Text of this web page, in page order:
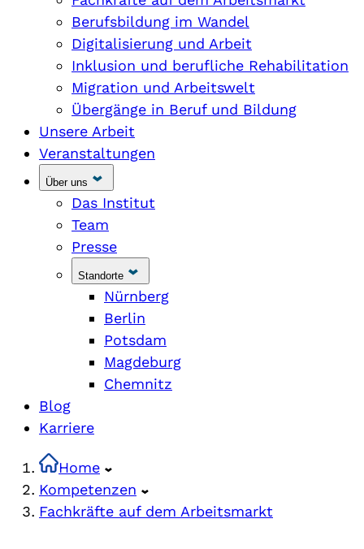
Berufsbildung im Wandel
Digitalisierung und Arbeit
Inklusion und berufliche Rehabilitation
Migration und Arbeitswelt
Übergänge in Beruf und Bildung
Unsere Arbeit
Veranstaltungen
Über uns
Das Institut
Team
Presse
Standorte
Nürnberg
Berlin
Potsdam
Magdeburg
Chemnitz
Blog
Karriere
Home
Kompetenzen
Fachkräfte auf dem Arbeitsmarkt